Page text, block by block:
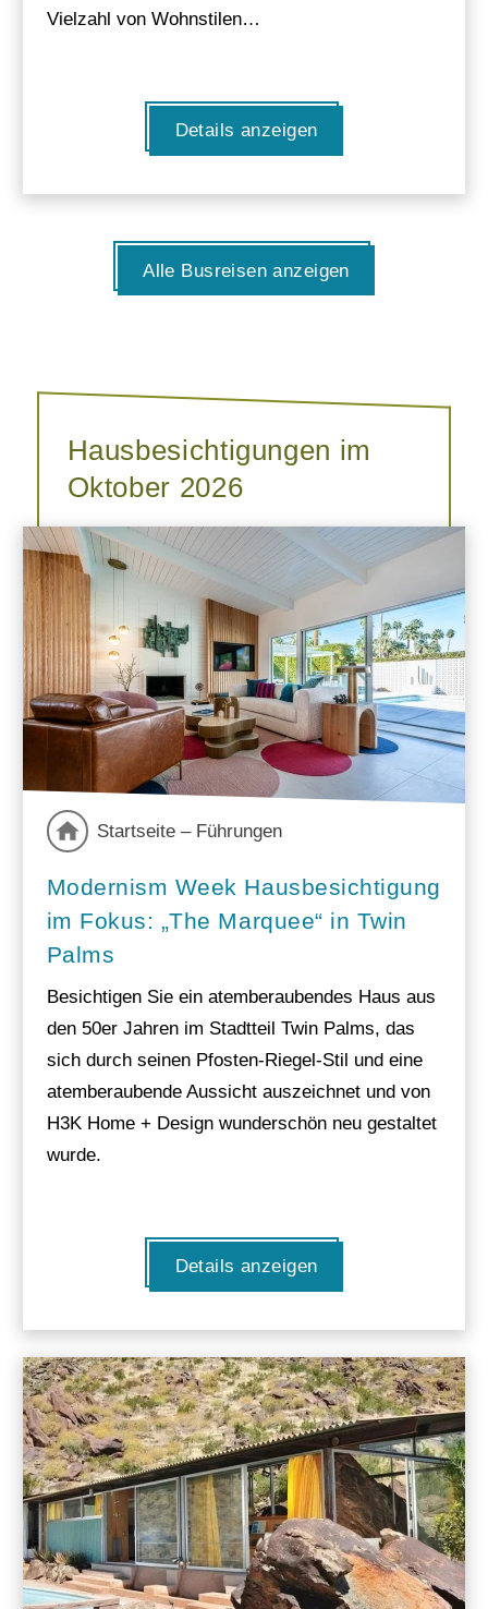
Vielzahl von Wohnstilen…
Details anzeigen
Alle Busreisen anzeigen
Hausbesichtigungen im
Oktober 2026
Startseite – Führungen
Modernism Week Hausbesichtigung
im Fokus: „The Marquee“ in Twin
Palms
Besichtigen Sie ein atemberaubendes Haus aus
den 50er Jahren im Stadtteil Twin Palms, das
sich durch seinen Pfosten-Riegel-Stil und eine
atemberaubende Aussicht auszeichnet und von
H3K Home + Design wunderschön neu gestaltet
wurde.
Details anzeigen